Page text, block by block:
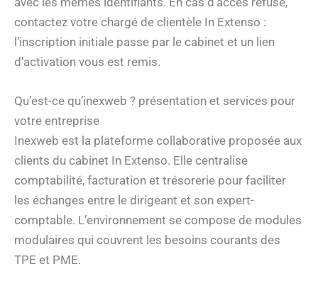
contactez votre chargé de clientèle In Extenso :
l’inscription initiale passe par le cabinet et un lien
d’activation vous est remis.
Qu’est-ce qu’inexweb ? présentation et services pour
votre entreprise
Inexweb est la plateforme collaborative proposée aux
clients du cabinet In Extenso. Elle centralise
comptabilité, facturation et trésorerie pour faciliter
les échanges entre le dirigeant et son expert-
comptable. L’environnement se compose de modules
modulaires qui couvrent les besoins courants des
TPE et PME.